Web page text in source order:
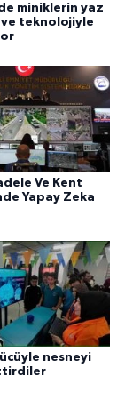
miniklerin yaz
teknolojiyle
Ve Kent
Yapay Zeka
nesneyi